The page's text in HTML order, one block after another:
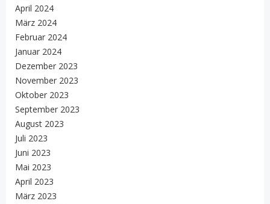
April 2024
März 2024
Februar 2024
Januar 2024
Dezember 2023
November 2023
Oktober 2023
September 2023
August 2023
Juli 2023
Juni 2023
Mai 2023
April 2023
März 2023